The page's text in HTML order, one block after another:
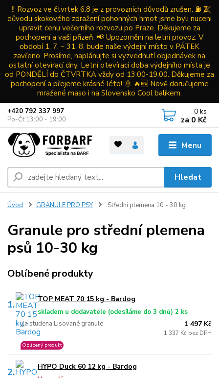
‼️ Rozvoz ve čtvrtek 6.8 je z provozních důvodů zrušen. ⛽ Z
důvodu skokového zdražení pohonných hmot jsme byli nuceni
upravit cenu večerního rozvozu po Praze. Děkujeme za
pochopení a vaši přízeň. 📢 Upozornění na letní provoz: V
období 1. 7. – 31. 8. bude naše výdejní místo v PÁTEK
zavřeno. Prosíme, naplánujte si vyzvednutí objednávek na
ostatní otevírací dny. Letní otevírací doba výdejního místa je
od PONDĚLÍ do ČTVRTKA vždy od 13:00-19:00. Děkujeme za
pochopení a přejeme krásné léto! 🌞 🔥🆕 Nově doručujeme
mražené maso i na Slovensko Cool balíkem.
Menu
Hledat
+420 792 337 997
Po-Čt 13:00 - 19:00
0 ks
za 0 Kč
Úvod GRANULE PRO PSY Střední plemena 10 - 30 kg
Granule pro střední plemena
psů 10-30 kg
Oblíbené produkty
1. TOP MEAT 70 15 kg - Bardog
Za studena Lisované granule
skladem u dodavatele (odesíláme do 3 dnů) 2 ks
Oblíbený produkt
1 497 Kč
1 337 Kč bez DPH
2. HYPO Duck 60 12 kg - Bardog